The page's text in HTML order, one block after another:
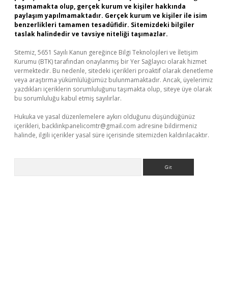
taşımamakta olup, gerçek kurum ve kişiler hakkında
paylaşım yapılmamaktadır. Gerçek kurum ve kişiler ile isim
benzerlikleri tamamen tesadüfidir. Sitemizdeki bilgiler
taslak halindedir ve tavsiye niteliği taşımazlar.
Sitemiz, 5651 Sayılı Kanun gereğince Bilgi Teknolojileri ve İletişim
Kurumu (BTK) tarafından onaylanmış bir Yer Sağlayıcı olarak hizmet
vermektedir. Bu nedenle, sitedeki içerikleri proaktif olarak denetleme
veya araştırma yükümlülüğümüz bulunmamaktadır. Ancak, üyelerimiz
yazdıkları içeriklerin sorumluluğunu taşımakta olup, siteye üye olarak
bu sorumluluğu kabul etmiş sayılırlar.
Hukuka ve yasal düzenlemelere aykırı olduğunu düşündüğünüz
içerikleri, backlinkpanelicomtr@gmail.com adresine bildirmeniz
halinde, ilgili içerikler yasal süre içerisinde sitemizden kaldırılacaktır.